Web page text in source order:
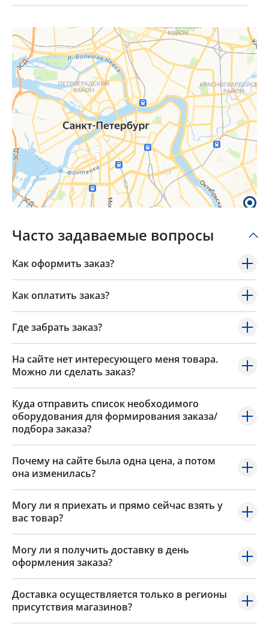
Часто задаваемые вопросы
Как оформить заказ?
Как оплатить заказ?
Где забрать заказ?
На сайте нет интересующего меня товара.
Можно ли сделать заказ?
Куда отправить список необходимого
оборудования для формирования заказа/
подбора заказа?
Почему на сайте была одна цена, а потом
она изменилась?
Могу ли я приехать и прямо сейчас взять у
вас товар?
Могу ли я получить доставку в день
оформления заказа?
Доставка осуществляется только в регионы
присутствия магазинов?
Popup Content